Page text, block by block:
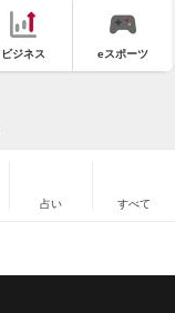
ビジネス eスポーツ
占い すべて